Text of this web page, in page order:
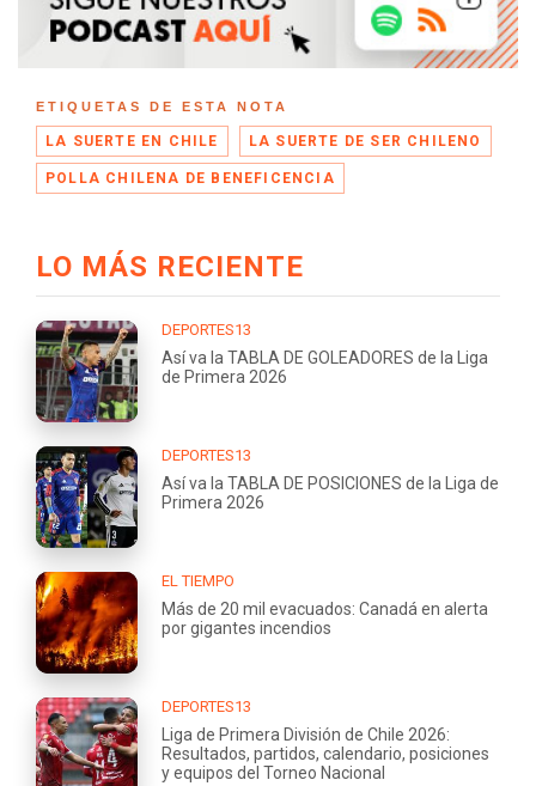
ETIQUETAS DE ESTA NOTA
LA SUERTE EN CHILE LA SUERTE DE SER CHILENO
POLLA CHILENA DE BENEFICENCIA
LO MÁS RECIENTE
DEPORTES13
Así va la TABLA DE GOLEADORES de la Liga
de Primera 2026
DEPORTES13
Así va la TABLA DE POSICIONES de la Liga de
Primera 2026
EL TIEMPO
Más de 20 mil evacuados: Canadá en alerta
por gigantes incendios
DEPORTES13
Liga de Primera División de Chile 2026:
Resultados, partidos, calendario, posiciones
y equipos del Torneo Nacional